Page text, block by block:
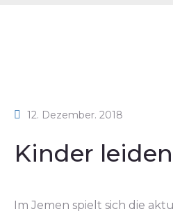
12. Dezember. 2018
Kinder
Im Jemen spielt sich die